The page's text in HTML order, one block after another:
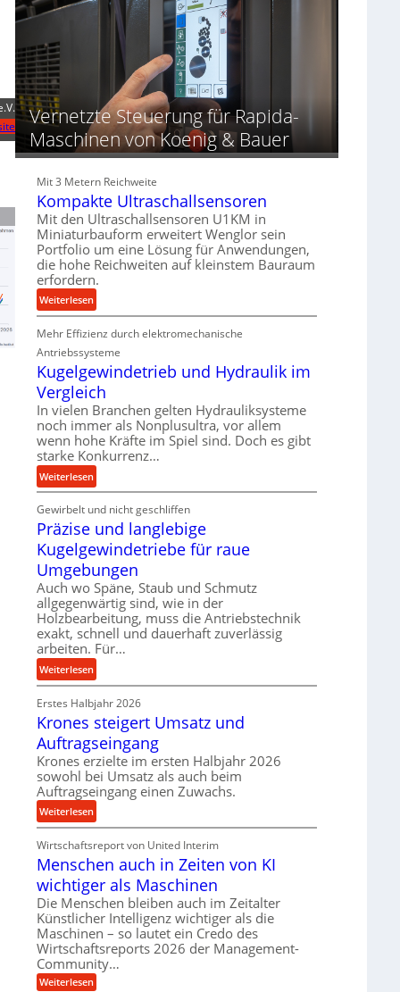
o
d
ü
r
d
P
r
o
d
u
k
t
i
n
i
n
d
e
n
M
i
t
t
e
l
s
t
a
n
d
d
Vernetzte Steuerung für Rapida-
Maschinen von Koenig & Bauer
Mit 3 Metern Reichweite
Kompakte Ultraschallsensoren
Mit den Ultraschallsensoren U1KM in
Miniaturbauform erweitert Wenglor sein
Portfolio um eine Lösung für Anwendungen,
die hohe Reichweiten auf kleinstem Bauraum
erfordern.
Weiterlesen:
K
o
m
p
a
k
t
e
U
l
t
s
c
h
a
l
l
s
e
n
s
o
r
e
n
Mehr Effizienz durch elektromechanische
Antriebssysteme
Kugelgewindetrieb und Hydraulik im
Vergleich
In vielen Branchen gelten Hydrauliksysteme
noch immer als Nonplusultra, vor allem
wenn hohe Kräfte im Spiel sind. Doch es gibt
starke Konkurrenz…
Weiterlesen:
K
u
g
l
g
e
w
i
n
d
e
r
i
e
b
u
n
d
H
y
d
r
a
u
l
i
k
i
Gewirbelt und nicht geschliffen
Präzise und langlebige
Kugelgewindetriebe für raue
Umgebungen
Auch wo Späne, Staub und Schmutz
allgegenwärtig sind, wie in der
Holzbearbeitung, muss die Antriebstechnik
exakt, schnell und dauerhaft zuverlässig
arbeiten. Für…
Weiterlesen:
P
r
ä
i
s
e
u
n
a
n
g
l
e
b
i
Erstes Halbjahr 2026
Krones steigert Umsatz und
Auftragseingang
Krones erzielte im ersten Halbjahr 2026
sowohl bei Umsatz als auch beim
Auftragseingang einen Zuwachs.
Weiterlesen:
K
r
o
e
s
s
t
e
i
Wirtschaftsreport von United Interim
Menschen auch in Zeiten von KI
wichtiger als Maschinen
Die Menschen bleiben auch im Zeitalter
Künstlicher Intelligenz wichtiger als die
Maschinen – so lautet ein Credo des
Wirtschaftsreports 2026 der Management-
Community…
Weiterlesen: